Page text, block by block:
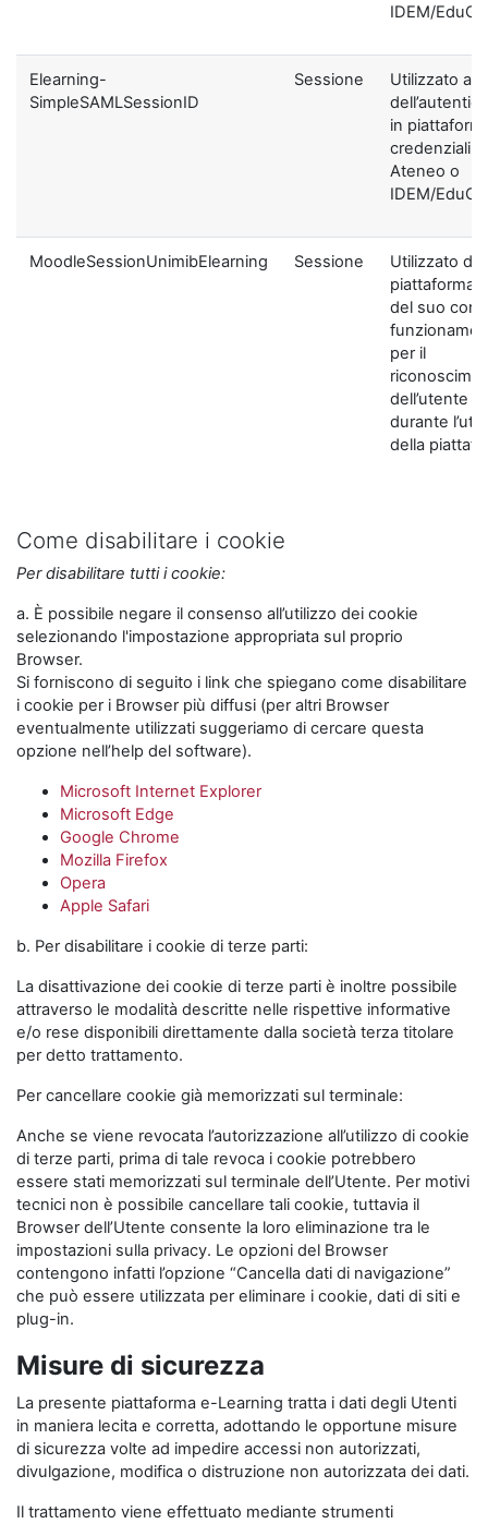
IDEM/
Elearning-
SimpleSAMLSessionID
Sessione
Utilizzato ai
in
credenziali di
Ateneo o
IDEM/
MoodleSessionUnimibElearning Sessione
Utilizzato
piattaforma
del suo
per il
dell’utente
durante
della
Come disabilitare i cookie
Per disabilitare tutti i cookie:
a. È possibile negare il consenso all’utilizzo dei cookie
selezionando l'impostazione appropriata sul proprio
Browser.
Si forniscono di seguito i link che spiegano come disabilitare
i cookie per i Browser più diffusi (per altri Browser
eventualmente utilizzati suggeriamo di cercare questa
opzione nell’help del software).
Microsoft Internet Explorer
Microsoft Edge
Google Chrome
Mozilla Firefox
Opera
Apple Safari
b. Per disabilitare i cookie di terze parti:
La disattivazione dei cookie di terze parti è inoltre possibile
attraverso le modalità descritte nelle rispettive informative
e/o rese disponibili direttamente dalla società terza titolare
per detto trattamento.
Per cancellare cookie già memorizzati sul terminale:
Anche se viene revocata l’autorizzazione all’utilizzo di cookie
di terze parti, prima di tale revoca i cookie potrebbero
essere stati memorizzati sul terminale dell’Utente. Per motivi
tecnici non è possibile cancellare tali cookie, tuttavia il
Browser dell’Utente consente la loro eliminazione tra le
impostazioni sulla privacy. Le opzioni del Browser
contengono infatti l’opzione “Cancella dati di navigazione”
che può essere utilizzata per eliminare i cookie, dati di siti e
plug-in.
Misure di sicurezza
La presente piattaforma e-Learning tratta i dati degli Utenti
in maniera lecita e corretta, adottando le opportune misure
di sicurezza volte ad impedire accessi non autorizzati,
divulgazione, modifica o distruzione non autorizzata dei dati.
Il trattamento viene effettuato mediante strumenti